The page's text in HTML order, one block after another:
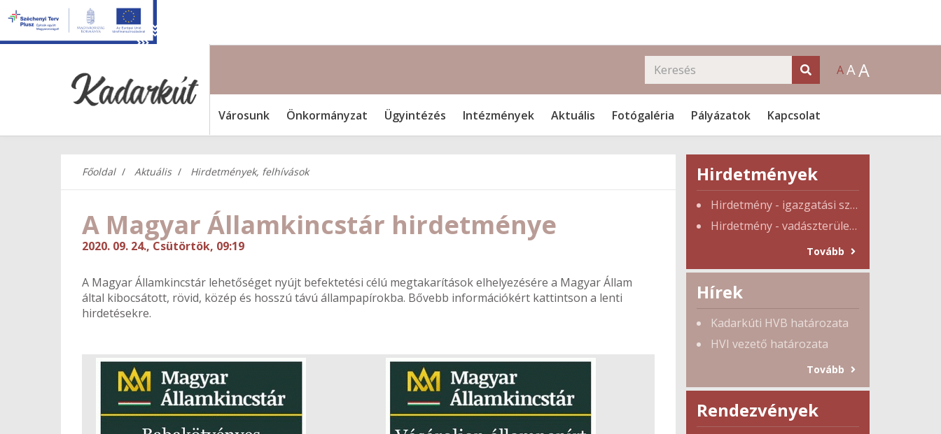
AAA
Városunk Önkormányzat Ügyintézés Intézmények Aktuális Fotógaléria Pályázatok Kapcsolat
Főoldal Aktuális Hirdetmények, felhívások
A Magyar Államkincstár hirdetménye
2020. 09. 24., Csütörtök, 09:19
A Magyar Államkincstár lehetőséget nyújt befektetési célú megtakarítások elhelyezésére a Magyar Állam
által kibocsátott, rövid, közép és hosszú távú állampapírokba. Bővebb információkért kattintson a lenti
hirdetésekre.
Hirdetmények
Hirdetmény - igazgatási szünet
Hirdetmény - vadászterület tulajdonosi gyűlés
Tovább
Hírek
Kadarkúti HVB határozata
HVI vezető határozata
Tovább
Rendezvények